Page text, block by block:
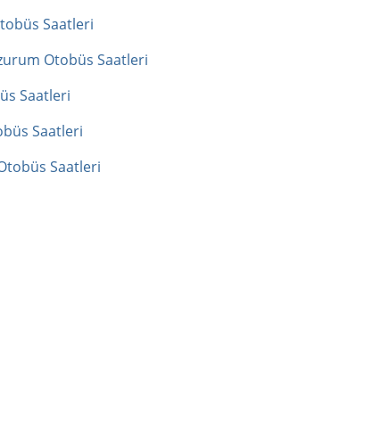
Saatleri
Otobüs Saatleri
Saatleri
Saatleri
Saatleri